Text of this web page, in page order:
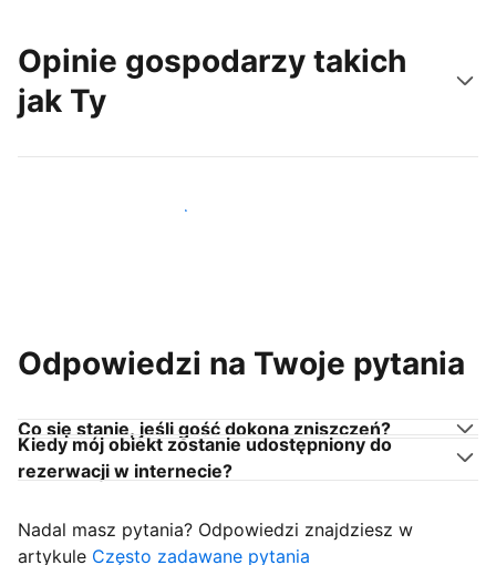
Opinie gospodarzy takich
jak Ty
Dołącz do gospodarzy takich jak Ty
Odpowiedzi na Twoje pytania
Co się stanie, jeśli gość dokona zniszczeń?
Kiedy mój obiekt zostanie udostępniony do
rezerwacji w internecie?
Nadal masz pytania? Odpowiedzi znajdziesz w
artykule Często zadawane pytania